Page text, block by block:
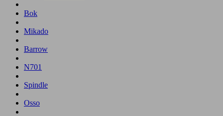
Bok
Mikado
Barrow
N701
Spindle
Osso